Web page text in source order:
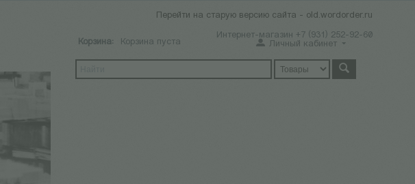
Перейти на старую версию сайта - old.wordorder.ru
Интернет-магазин +7 (931) 252-92-60
Корзина: Корзина пуста Личный кабинет